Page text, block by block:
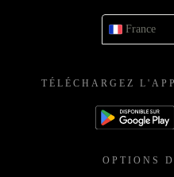
France
TÉLÉCHARGEZ
OPTIONS